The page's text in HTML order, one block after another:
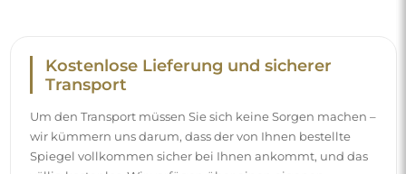
Einfache Montage
Wir kümmern uns um die Herstellung und die Lieferung
der Spiegel, die Montage hingegen liegt bei Ihnen.